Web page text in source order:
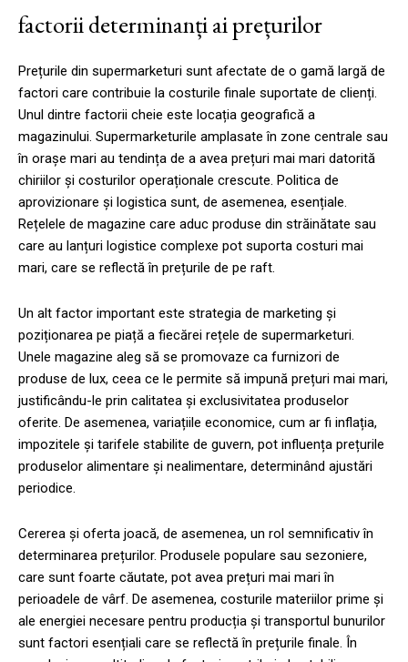
factorii determinanți ai prețurilor
Prețurile din supermarketuri sunt afectate de o gamă largă de
factori care contribuie la costurile finale suportate de clienți.
Unul dintre factorii cheie este locația geografică a
magazinului. Supermarketurile amplasate în zone centrale sau
în orașe mari au tendința de a avea prețuri mai mari datorită
chiriilor și costurilor operaționale crescute. Politica de
aprovizionare și logistica sunt, de asemenea, esențiale.
Rețelele de magazine care aduc produse din străinătate sau
care au lanțuri logistice complexe pot suporta costuri mai
mari, care se reflectă în prețurile de pe raft.
Un alt factor important este strategia de marketing și
poziționarea pe piață a fiecărei rețele de supermarketuri.
Unele magazine aleg să se promovaze ca furnizori de
produse de lux, ceea ce le permite să impună prețuri mai mari,
justificându-le prin calitatea și exclusivitatea produselor
oferite. De asemenea, variațiile economice, cum ar fi inflația,
impozitele și tarifele stabilite de guvern, pot influența prețurile
produselor alimentare și nealimentare, determinând ajustări
periodice.
Cererea și oferta joacă, de asemenea, un rol semnificativ în
determinarea prețurilor. Produsele populare sau sezoniere,
care sunt foarte căutate, pot avea prețuri mai mari în
perioadele de vârf. De asemenea, costurile materiilor prime și
ale energiei necesare pentru producția și transportul bunurilor
sunt factori esențiali care se reflectă în prețurile finale. În